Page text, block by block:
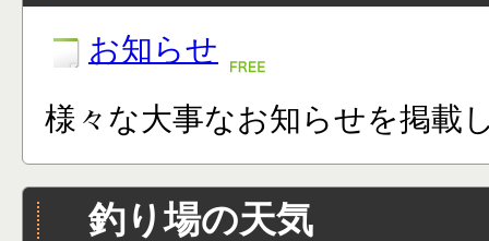
お知らせ
様々な大事なお知らせを掲載
釣り場の天気